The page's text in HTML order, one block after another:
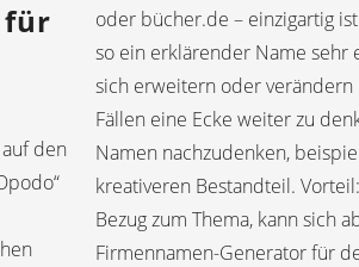
für
den
oder bücher.de – einzigartig
so ein erklärender Name sehr
sich erweitern oder verändern
Fällen eine Ecke weiter zu
Namen nachzudenken,
kreativeren Bestandteil.
Bezug zum Thema, kann sich
Firmennamen-Generator für